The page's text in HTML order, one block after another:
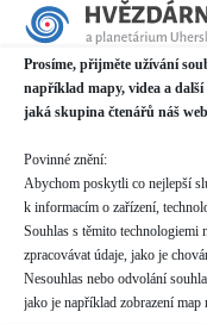
Prosíme, přijměte užívání
například mapy, videa a další
jaká skupina čtenářů náš
Povinné znění:
Abychom poskytli co nejlepší
k informacím o zařízení,
Souhlas s těmito technologiemi
zpracovávat údaje, jako je
Nesouhlas nebo odvolání
jako je například zobrazení
Místo konání
Planetárium v Domě kultury
Mariánské náměstí 2187,
Další informace o
Kategorie
Pravidelné akce
Rezervace
není nutná